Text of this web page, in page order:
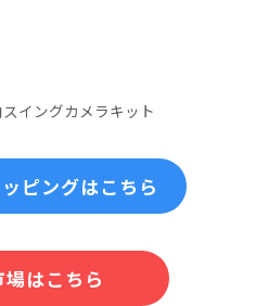
イングカメラキット
ピングはこちら
はこちら